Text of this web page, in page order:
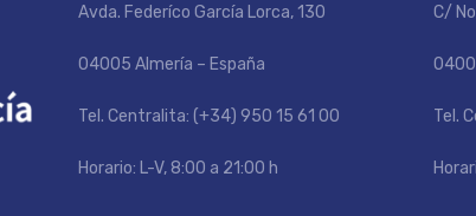
Avda. Federíco García Lorca, 130
04005 Almería – España
Tel. Centralita: (+34) 950 15 61 00
Horario: L-V, 8:00 a 21:00 h
C/
Tel.